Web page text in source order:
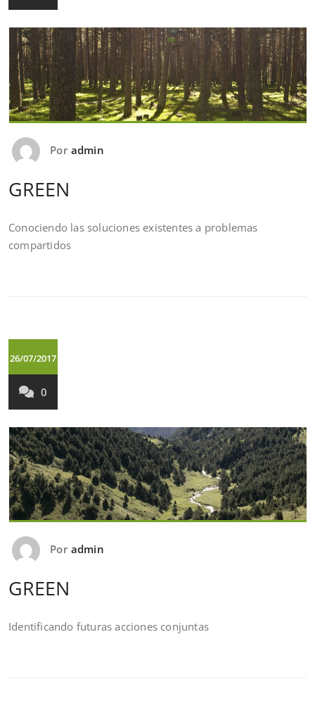
Por admin
GREEN
Conociendo las soluciones existentes a problemas
compartidos
26/07/2017
0
Por admin
GREEN
Identificando futuras acciones conjuntas